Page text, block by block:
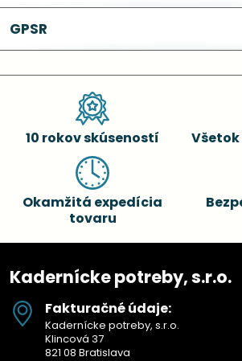
GPSR
10 rokov skúseností
Okamžitá expedícia
tovaru
Kadernícke potreby, s.r.o.
Fakturačné údaje:
Kadernícke potreby, s.r.o.
Klincová 37
821 08 Bratislava